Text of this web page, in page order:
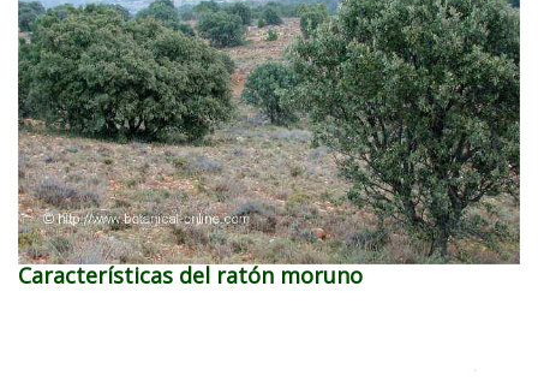
Características del ratón moruno